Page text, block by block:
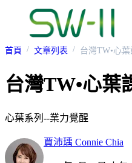
首頁 文章列表 台灣TW•心葉
台灣TW•心葉
心葉系列--業力覺醒
賈沛瑀 Connie Chia